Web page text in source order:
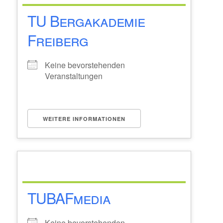
TU Bergakademie
Freiberg
Keine bevorstehenden
Veranstaltungen
WEITERE INFORMATIONEN
TUBAFmedia